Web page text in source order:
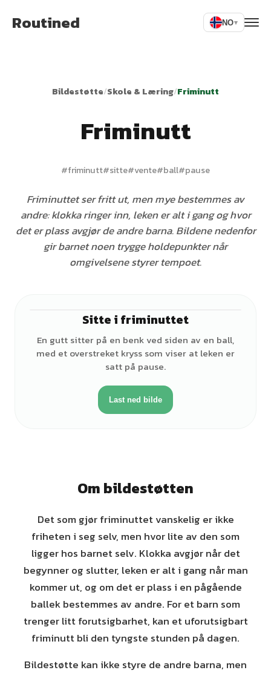
Routined NO▾
Bildestøtte/Skole & Læring/Friminutt
Friminutt
#friminutt#sitte#vente#ball#pause
Friminuttet ser fritt ut, men mye bestemmes av
andre: klokka ringer inn, leken er alt i gang og hvor
det er plass avgjør de andre barna. Bildene nedenfor
gir barnet noen trygge holdepunkter når
omgivelsene styrer tempoet.
Sitte i friminuttet
En gutt sitter på en benk ved siden av en ball,
med et overstreket kryss som viser at leken er
satt på pause.
Last ned bilde
Om bildestøtten
Det som gjør friminuttet vanskelig er ikke
friheten i seg selv, men hvor lite av den som
ligger hos barnet selv. Klokka avgjør når det
begynner og slutter, leken er alt i gang når man
kommer ut, og om det er plass i en pågående
ballek bestemmes av andre. For et barn som
trenger litt forutsigbarhet, kan et uforutsigbart
friminutt bli den tyngste stunden på dagen.
Bildestøtte kan ikke styre de andre barna, men